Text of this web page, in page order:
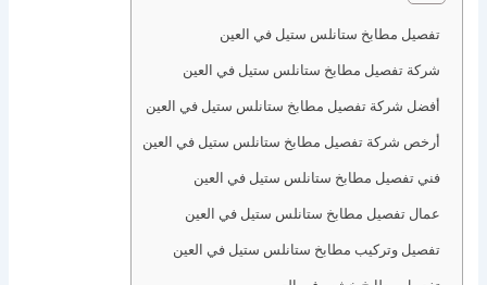
تفصيل مطابخ ستانلس ستيل في العين
شركة تفصيل مطابخ ستانلس ستيل في العين
أفضل شركة تفصيل مطابخ ستانلس ستيل في العين
أرخص شركة تفصيل مطابخ ستانلس ستيل في العين
فني تفصيل مطابخ ستانلس ستيل في العين
عمال تفصيل مطابخ ستانلس ستيل في العين
تفصيل وتركيب مطابخ ستانلس ستيل في العين